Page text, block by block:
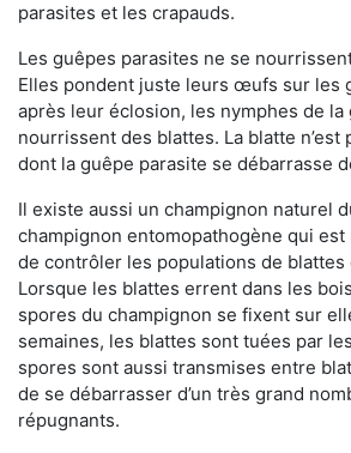
parasites et les crapauds.
Les guêpes parasites ne se
Elles pondent juste leurs œufs sur les
après leur éclosion, les nymphes de la
nourrissent des blattes. La blatte n’est
dont la guêpe parasite se débarrasse
Il existe aussi un champignon naturel
champignon entomopathogène qui
de contrôler les populations de blattes
Lorsque les blattes errent dans les
spores du champignon se fixent sur
semaines, les blattes sont tuées par
spores sont aussi transmises entre
de se débarrasser d’un très grand
répugnants.